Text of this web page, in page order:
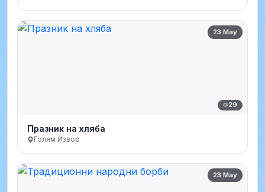
23 May
29
Празник на хляба
Голям Извор
23 May